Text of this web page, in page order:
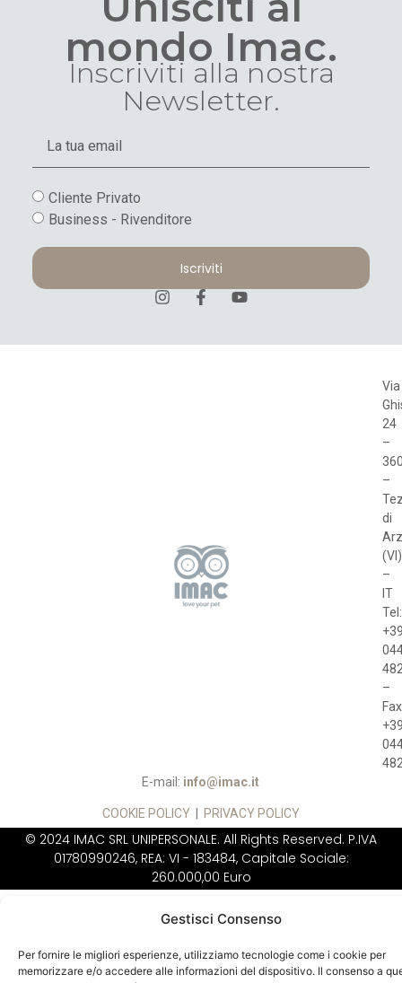
Gestisci Consenso
Per fornire le migliori esperienze, utilizziamo tecnologie come i cookie per
memorizzare e/o accedere alle informazioni del dispositivo. Il consenso a
mondo Imac.
Inscriviti alla nostra
Newsletter.
Cliente Privato
Business - Rivenditore
Iscriviti
Via
24
–
–
di
(VI)
–
IT
–
E-mail: info@imac.it
COOKIE POLICY PRIVACY POLICY
© 2024 IMAC SRL UNIPERSONALE. All Rights Reserved. P.IVA
01780990246, REA: VI - 183484, Capitale Sociale:
260.000,00 Euro
PUBBLICO